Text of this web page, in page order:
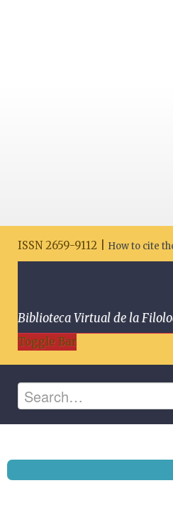
ISSN 2659-9112 | How to cite
Biblioteca Virtual de la
Toggle Bar